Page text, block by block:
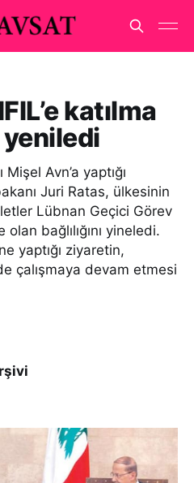
katılma
Avn’a yaptığı
Juri Ratas, ülkesinin
Lübnan Geçici Görev
bağlılığını yineledi.
yaptığı ziyaretin,
çalışmaya devam etmesi